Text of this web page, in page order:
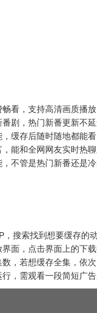
看，支持高清画质播放
剧，热门新番更新不延
缓存后随时随地都能看
能和全网网友实时热聊
不管是热门新番还是
，搜索找到想要缓存的
面，点击界面上的下
，若想缓存全集，依
，需观看一段简短广